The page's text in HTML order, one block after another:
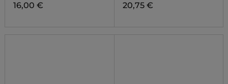
16,00 € 20,75 €